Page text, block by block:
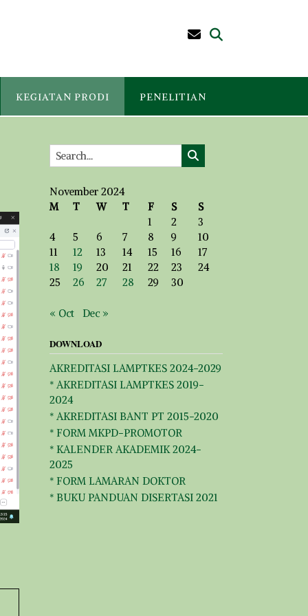
KEGIATAN PRODI PENELITIAN
November 2024
M
T W T F S
S
1
2
3
4
5 6 7 8 9
10
11
12 13 14 15 16
17
18
19 20 21 22 23
24
25
26 27 28 29 30
« Oct Dec »
DOWNLOAD
AKREDITASI LAMPTKES 2024-2029
* AKREDITASI LAMPTKES 2019-
2024
* AKREDITASI BANT PT 2015-2020
* FORM MKPD-PROMOTOR
* KALENDER AKADEMIK 2024-
2025
* FORM LAMARAN DOKTOR
* BUKU PANDUAN DISERTASI 2021